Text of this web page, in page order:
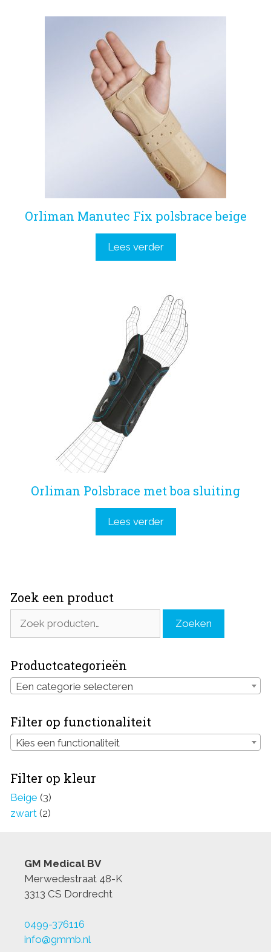
Orliman Manutec Fix polsbrace beige
Lees verder
Orliman Polsbrace met boa sluiting
Lees verder
Zoek een product
naar:
Zoeken
Productcategorieën
Een categorie selecteren
Filter op functionaliteit
Kies een functionaliteit
Filter op kleur
Beige (3)
zwart (2)
GM Medical BV
Merwedestraat 48-K
3313 CS Dordrecht
0499-376116
info@gmmb.nl